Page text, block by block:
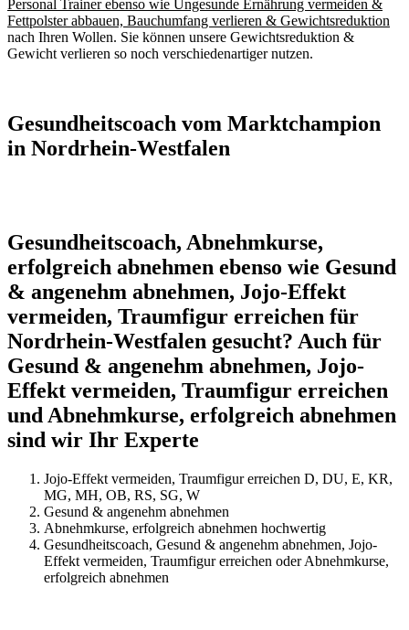
Personal Trainer ebenso wie Ungesunde Ernährung vermeiden &
Fettpolster abbauen, Bauchumfang verlieren & Gewichtsreduktion
nach Ihren Wollen. Sie können unsere Gewichtsreduktion &
Gewicht verlieren so noch verschiedenartiger nutzen.
Gesundheitscoach vom Marktchampion
in Nordrhein-Westfalen
Gesundheitscoach, Abnehmkurse,
erfolgreich abnehmen ebenso wie Gesund
& angenehm abnehmen, Jojo-Effekt
vermeiden, Traumfigur erreichen für
Nordrhein-Westfalen gesucht? Auch für
Gesund & angenehm abnehmen, Jojo-
Effekt vermeiden, Traumfigur erreichen
und Abnehmkurse, erfolgreich abnehmen
sind wir Ihr Experte
Jojo-Effekt vermeiden, Traumfigur erreichen D, DU, E, KR,
MG, MH, OB, RS, SG, W
Gesund & angenehm abnehmen
Abnehmkurse, erfolgreich abnehmen hochwertig
Gesundheitscoach, Gesund & angenehm abnehmen, Jojo-
Effekt vermeiden, Traumfigur erreichen oder Abnehmkurse,
erfolgreich abnehmen